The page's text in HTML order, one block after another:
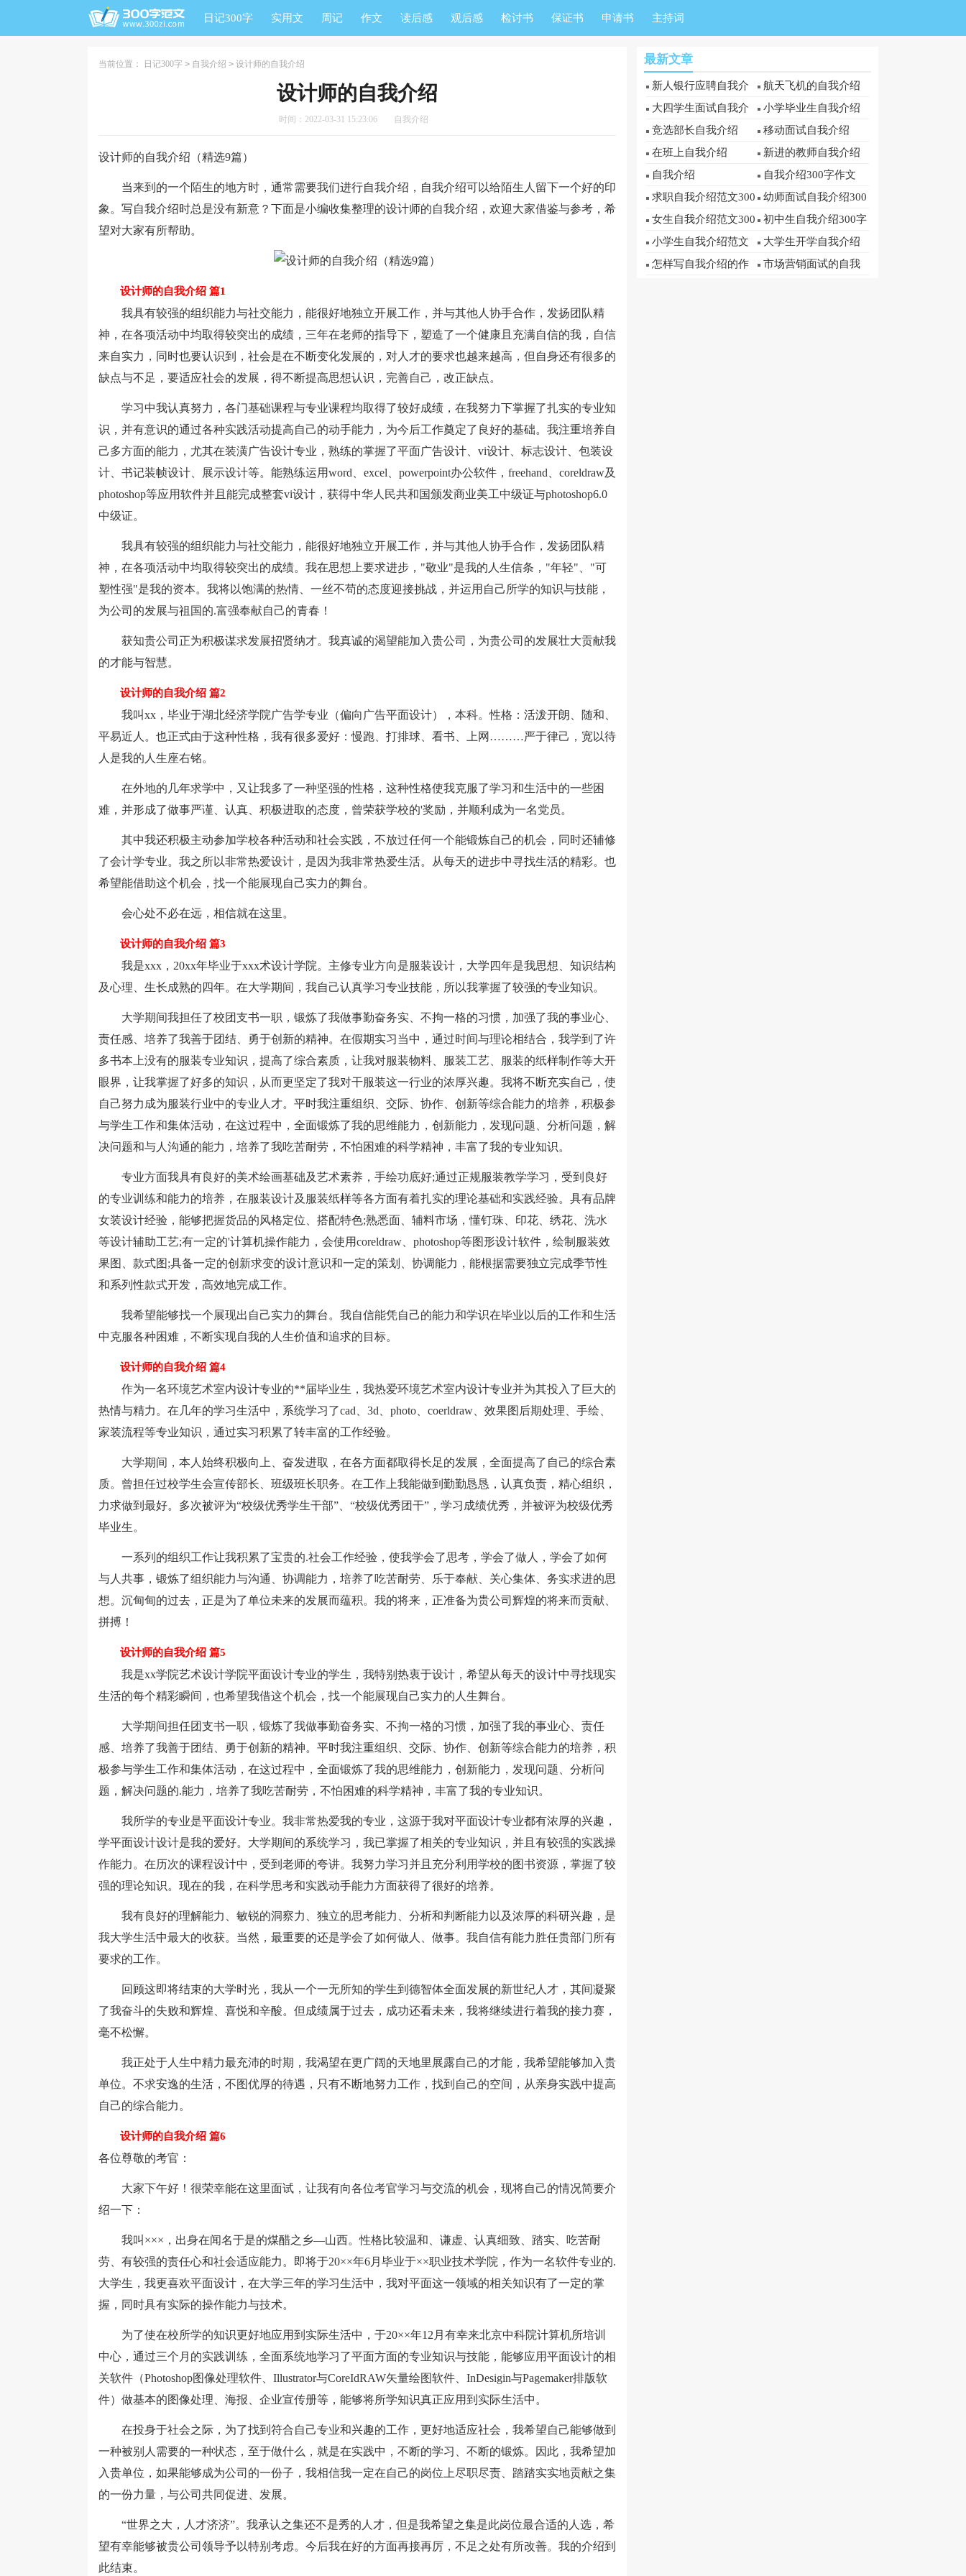
日记300字 实用文 周记 作文 读后感 观后感 检讨书 保证书 申请书 主持词
当前位置： 日记300字 > 自我介绍 > 设计师的自我介绍
设计师的自我介绍
时间：2022-03-31 15:23:06 自我介绍
设计师的自我介绍（精选9篇）
当来到的一个陌生的地方时，通常需要我们进行自我介绍，自我介绍可以给陌生人留下一个好的印
象。写自我介绍时总是没有新意？下面是小编收集整理的设计师的自我介绍，欢迎大家借鉴与参考，希
望对大家有所帮助。
设计师的自我介绍 篇1
我具有较强的组织能力与社交能力，能很好地独立开展工作，并与其他人协手合作，发扬团队精
神，在各项活动中均取得较突出的成绩，三年在老师的指导下，塑造了一个健康且充满自信的我，自信
来自实力，同时也要认识到，社会是在不断变化发展的，对人才的要求也越来越高，但自身还有很多的
缺点与不足，要适应社会的发展，得不断提高思想认识，完善自己，改正缺点。
学习中我认真努力，各门基础课程与专业课程均取得了较好成绩，在我努力下掌握了扎实的专业知
识，并有意识的通过各种实践活动提高自己的动手能力，为今后工作奠定了良好的基础。我注重培养自
己多方面的能力，尤其在装潢广告设计专业，熟练的掌握了平面广告设计、vi设计、标志设计、包装设
计、书记装帧设计、展示设计等。能熟练运用word、excel、powerpoint办公软件，freehand、coreldraw及
photoshop等应用软件并且能完成整套vi设计，获得中华人民共和国颁发商业美工中级证与photoshop6.0
中级证。
我具有较强的组织能力与社交能力，能很好地独立开展工作，并与其他人协手合作，发扬团队精
神，在各项活动中均取得较突出的成绩。我在思想上要求进步，"敬业"是我的人生信条，"年轻"、"可
塑性强"是我的资本。我将以饱满的热情、一丝不苟的态度迎接挑战，并运用自己所学的知识与技能，
为公司的发展与祖国的.富强奉献自己的青春！
获知贵公司正为积极谋求发展招贤纳才。我真诚的渴望能加入贵公司，为贵公司的发展壮大贡献我
的才能与智慧。
设计师的自我介绍 篇2
我叫xx，毕业于湖北经济学院广告学专业（偏向广告平面设计），本科。性格：活泼开朗、随和、
平易近人。也正式由于这种性格，我有很多爱好：慢跑、打排球、看书、上网………严于律己，宽以待
人是我的人生座右铭。
在外地的几年求学中，又让我多了一种坚强的性格，这种性格使我克服了学习和生活中的一些困
难，并形成了做事严谨、认真、积极进取的态度，曾荣获学校的'奖励，并顺利成为一名党员。
其中我还积极主动参加学校各种活动和社会实践，不放过任何一个能锻炼自己的机会，同时还辅修
了会计学专业。我之所以非常热爱设计，是因为我非常热爱生活。从每天的进步中寻找生活的精彩。也
希望能借助这个机会，找一个能展现自己实力的舞台。
会心处不必在远，相信就在这里。
设计师的自我介绍 篇3
我是xxx，20xx年毕业于xxx术设计学院。主修专业方向是服装设计，大学四年是我思想、知识结构
及心理、生长成熟的四年。在大学期间，我自己认真学习专业技能，所以我掌握了较强的专业知识。
大学期间我担任了校团支书一职，锻炼了我做事勤奋务实、不拘一格的习惯，加强了我的事业心、
责任感、培养了我善于团结、勇于创新的精神。在假期实习当中，通过时间与理论相结合，我学到了许
多书本上没有的服装专业知识，提高了综合素质，让我对服装物料、服装工艺、服装的纸样制作等大开
眼界，让我掌握了好多的知识，从而更坚定了我对干服装这一行业的浓厚兴趣。我将不断充实自己，使
自己努力成为服装行业中的专业人才。平时我注重组织、交际、协作、创新等综合能力的培养，积极参
与学生工作和集体活动，在这过程中，全面锻炼了我的思维能力，创新能力，发现问题、分析问题，解
决问题和与人沟通的能力，培养了我吃苦耐劳，不怕困难的科学精神，丰富了我的专业知识。
专业方面我具有良好的美术绘画基础及艺术素养，手绘功底好;通过正规服装教学学习，受到良好
的专业训练和能力的培养，在服装设计及服装纸样等各方面有着扎实的理论基础和实践经验。具有品牌
女装设计经验，能够把握货品的风格定位、搭配特色;熟悉面、辅料市场，懂钉珠、印花、绣花、洗水
等设计辅助工艺;有一定的'计算机操作能力，会使用coreldraw、photoshop等图形设计软件，绘制服装效
果图、款式图;具备一定的创新求变的设计意识和一定的策划、协调能力，能根据需要独立完成季节性
和系列性款式开发，高效地完成工作。
我希望能够找一个展现出自己实力的舞台。我自信能凭自己的能力和学识在毕业以后的工作和生活
中克服各种困难，不断实现自我的人生价值和追求的目标。
设计师的自我介绍 篇4
作为一名环境艺术室内设计专业的**届毕业生，我热爱环境艺术室内设计专业并为其投入了巨大的
热情与精力。在几年的学习生活中，系统学习了cad、3d、photo、coerldraw、效果图后期处理、手绘、
家装流程等专业知识，通过实习积累了转丰富的工作经验。
大学期间，本人始终积极向上、奋发进取，在各方面都取得长足的发展，全面提高了自己的综合素
质。曾担任过校学生会宣传部长、班级班长职务。在工作上我能做到勤勤恳恳，认真负责，精心组织，
力求做到最好。多次被评为“校级优秀学生干部”、“校级优秀团干”，学习成绩优秀，并被评为校级优秀
毕业生。
一系列的组织工作让我积累了宝贵的.社会工作经验，使我学会了思考，学会了做人，学会了如何
与人共事，锻炼了组织能力与沟通、协调能力，培养了吃苦耐劳、乐于奉献、关心集体、务实求进的思
想。沉甸甸的过去，正是为了单位未来的发展而蕴积。我的将来，正准备为贵公司辉煌的将来而贡献、
拼搏！
设计师的自我介绍 篇5
我是xx学院艺术设计学院平面设计专业的学生，我特别热衷于设计，希望从每天的设计中寻找现实
生活的每个精彩瞬间，也希望我借这个机会，找一个能展现自己实力的人生舞台。
大学期间担任团支书一职，锻炼了我做事勤奋务实、不拘一格的习惯，加强了我的事业心、责任
感、培养了我善于团结、勇于创新的精神。平时我注重组织、交际、协作、创新等综合能力的培养，积
极参与学生工作和集体活动，在这过程中，全面锻炼了我的思维能力，创新能力，发现问题、分析问
题，解决问题的.能力，培养了我吃苦耐劳，不怕困难的科学精神，丰富了我的专业知识。
我所学的专业是平面设计专业。我非常热爱我的专业，这源于我对平面设计专业都有浓厚的兴趣，
学平面设计设计是我的爱好。大学期间的系统学习，我已掌握了相关的专业知识，并且有较强的实践操
作能力。在历次的课程设计中，受到老师的夸讲。我努力学习并且充分利用学校的图书资源，掌握了较
强的理论知识。现在的我，在科学思考和实践动手能力方面获得了很好的培养。
我有良好的理解能力、敏锐的洞察力、独立的思考能力、分析和判断能力以及浓厚的科研兴趣，是
我大学生活中最大的收获。当然，最重要的还是学会了如何做人、做事。我自信有能力胜任贵部门所有
要求的工作。
回顾这即将结束的大学时光，我从一个一无所知的学生到德智体全面发展的新世纪人才，其间凝聚
了我奋斗的失败和辉煌、喜悦和辛酸。但成绩属于过去，成功还看未来，我将继续进行着我的接力赛，
毫不松懈。
我正处于人生中精力最充沛的时期，我渴望在更广阔的天地里展露自己的才能，我希望能够加入贵
单位。不求安逸的生活，不图优厚的待遇，只有不断地努力工作，找到自己的空间，从亲身实践中提高
自己的综合能力。
设计师的自我介绍 篇6
各位尊敬的考官：
大家下午好！很荣幸能在这里面试，让我有向各位考官学习与交流的机会，现将自己的情况简要介
绍一下：
我叫×××，出身在闻名于是的煤醋之乡—山西。性格比较温和、谦虚、认真细致、踏实、吃苦耐
劳、有较强的责任心和社会适应能力。即将于20××年6月毕业于××职业技术学院，作为一名软件专业的.
大学生，我更喜欢平面设计，在大学三年的学习生活中，我对平面这一领域的相关知识有了一定的掌
握，同时具有实际的操作能力与技术。
为了使在校所学的知识更好地应用到实际生活中，于20××年12月有幸来北京中科院计算机所培训
中心，通过三个月的实践训练，全面系统地学习了平面方面的专业知识与技能，能够应用平面设计的相
关软件（Photoshop图像处理软件、Illustrator与CoreIdRAW矢量绘图软件、InDesigin与Pagemaker排版软
件）做基本的图像处理、海报、企业宣传册等，能够将所学知识真正应用到实际生活中。
在投身于社会之际，为了找到符合自己专业和兴趣的工作，更好地适应社会，我希望自己能够做到
一种被别人需要的一种状态，至于做什么，就是在实践中，不断的学习、不断的锻炼。因此，我希望加
入贵单位，如果能够成为公司的一份子，我相信我一定在自己的岗位上尽职尽责、踏踏实实地贡献之集
的一份力量，与公司共同促进、发展。
“世界之大，人才济济”。我承认之集还不是秀的人才，但是我希望之集是此岗位最合适的人选，希
望有幸能够被贵公司领导予以特别考虑。今后我在好的方面再接再厉，不足之处有所改善。我的介绍到
此结束。
最新文章
新人银行应聘自我介
绍
航天飞机的自我介绍
大四学生面试自我介
绍
小学毕业生自我介绍
竞选部长自我介绍
移动面试自我介绍
在班上自我介绍
新进的教师自我介绍
自我介绍
自我介绍300字作文
求职自我介绍范文300
字
幼师面试自我介绍300
字
女生自我介绍范文300
字
初中生自我介绍300字
小学生自我介绍范文
300字
大学生开学自我介绍
300字
怎样写自我介绍的作
市场营销面试的自我